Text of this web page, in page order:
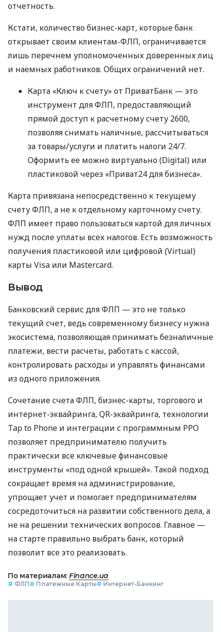
отчетность.
Кстати, количество бизнес-карт, которые банк
открывает своим клиентам-ФЛП, ограничивается
лишь перечнем уполномоченных доверенных лиц
и наемных работников. Общих ограничений нет.
Карта «Ключ к счету» от ПриватБанк — это
инструмент для ФЛП, предоставляющий
прямой доступ к расчетному счету 2600,
позволяя снимать наличные, рассчитываться
за товары/услуги и платить налоги 24/7.
Оформить ее можно виртуально (Digital) или
пластиковой через «Приват24 для бизнеса».
Карта привязана непосредственно к текущему
счету ФЛП, а не к отдельному карточному счету.
ФЛП имеет право пользоваться картой для личных
нужд после уплаты всех налогов. Есть возможность
получения пластиковой или цифровой (Virtual)
карты Visa или Mastercard.
Вывод
Банковский сервис для ФЛП — это не только
текущий счет, ведь современному бизнесу нужна
экосистема, позволяющая принимать безналичные
платежи, вести расчеты, работать с кассой,
контролировать расходы и управлять финансами
из одного приложения.
Сочетание счета ФЛП, бизнес-карты, торгового и
интернет-эквайринга, QR-эквайринга, технологии
Tap to Phone и интеграции с программным РРО
позволяет предпринимателю получить
практически все ключевые финансовые
инструменты «под одной крышей». Такой подход
сокращает время на администрирование,
упрощает учет и помогает предпринимателям
сосредоточиться на развитии собственного дела, а
не на решении технических вопросов. Главное —
на старте правильно выбрать банк, который
позволит все это реализовать.
По материалам: Finance.ua
# ФЛП# Платежные Карты# Интернет-Банкинг